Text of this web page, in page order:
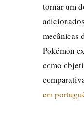
tornar um
mecânicas
Pokémon
como
em